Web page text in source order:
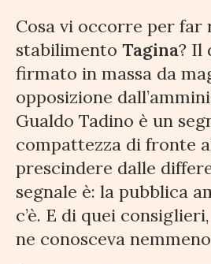
Cosa vi occorre per
stabilimento Tagina? Il
firmato in massa da
opposizione
Gualdo Tadino è un
compattezza di fronte
prescindere dalle
segnale è: la pubblica
c’è. E di quei
ne conosceva